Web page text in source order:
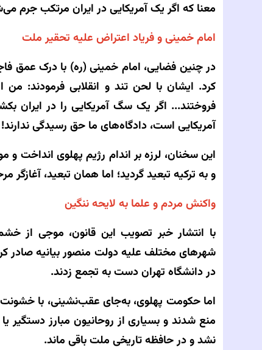
معنا که اگر یک آمریکایی در ایران مرتکب جرم
امام خمینی و فریاد اعتراض علیه تحقیر ملت
کرد. ایشان با لحن تند و انقلابی فرمودند:
فروختند... اگر یک سگ آمریکایی را در ایران
آمریکایی است، دادگاه‌های ما حق رسیدگی ندارند!
این سخنان، لرزه بر اندام رژیم پهلوی
و به ترکیه تبعید گردید؛ اما همان تبعید، آغازگر
واکنش مردم و علما به لایحه ننگین
با انتشار خبر تصویب این قانون، موجی از
شهرهای مختلف علیه دولت منصور بیانیه صادر
در دانشگاه تهران دست به تجمع زدند.
اما حکومت پهلوی، به‌جای عقب‌نشینی، با
منع شدند و بسیاری از روحانیون مبارز دستگیر
نشد و در حافظه تاریخی ملت باقی ماند.